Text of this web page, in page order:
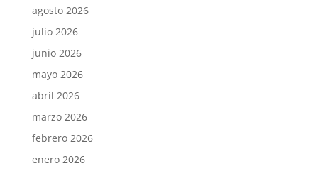
agosto 2026
julio 2026
junio 2026
mayo 2026
abril 2026
marzo 2026
febrero 2026
enero 2026